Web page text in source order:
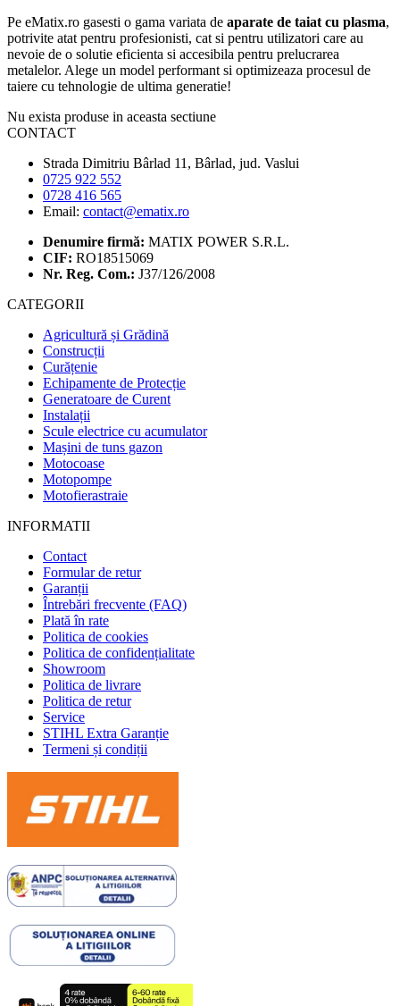
Pe eMatix.ro gasesti o gama variata de aparate de taiat cu plasma,
potrivite atat pentru profesionisti, cat si pentru utilizatori care au
nevoie de o solutie eficienta si accesibila pentru prelucrarea
metalelor. Alege un model performant si optimizeaza procesul de
taiere cu tehnologie de ultima generatie!
Nu exista produse in aceasta sectiune
CONTACT
Strada Dimitriu Bârlad 11, Bârlad, jud. Vaslui
0725 922 552
0728 416 565
Email: contact@ematix.ro
Denumire firmă: MATIX POWER S.R.L.
CIF: RO18515069
Nr. Reg. Com.: J37/126/2008
CATEGORII
Agricultură și Grădină
Construcții
Curățenie
Echipamente de Protecție
Generatoare de Curent
Instalații
Scule electrice cu acumulator
Mașini de tuns gazon
Motocoase
Motopompe
Motofierastraie
INFORMATII
Contact
Formular de retur
Garanții
Întrebări frecvente (FAQ)
Plată în rate
Politica de cookies
Politica de confidențialitate
Showroom
Politica de livrare
Politica de retur
Service
STIHL Extra Garanție
Termeni și condiții